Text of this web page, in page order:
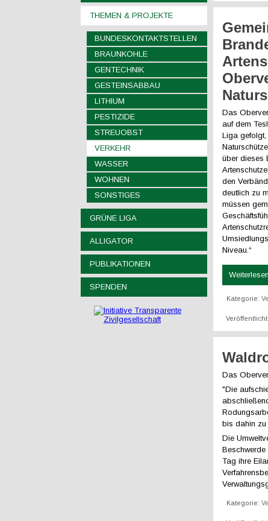
THEMEN & PROJEKTE
BUNDESKONTAKTSTELLEN
BRAUNKOHLE
GENTECHNIK
GESTEINSABBAU
LITHIUM
PESTIZIDE
STREUOBST
VERKEHR
WASSER
WOHNEN
SONSTIGES
GRÜNE LIGA
ALLIGATOR
PUBLIKATIONEN
SPENDEN
Das
auf dem
Liga
über dieses
den
deutlich zu
müssen
Niveau.“
Kategorie:
Das
"Die
bis dahin zu
Die
Tag ihre
Kategorie: